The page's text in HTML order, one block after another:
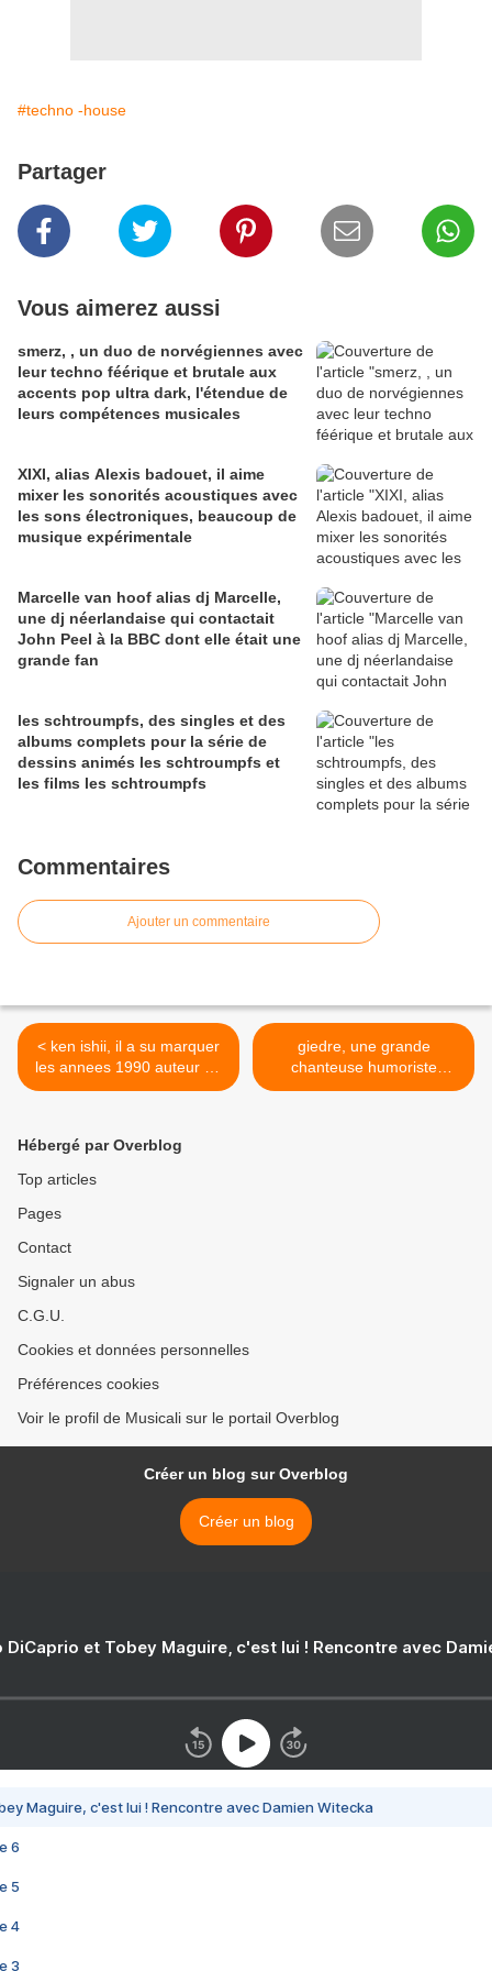
#techno -house
Partager
Vous aimerez aussi
smerz, , un duo de norvégiennes avec
leur techno féérique et brutale aux
accents pop ultra dark, l'étendue de
leurs compétences musicales
XIXI, alias Alexis badouet, il aime
mixer les sonorités acoustiques avec
les sons électroniques, beaucoup de
musique expérimentale
Marcelle van hoof alias dj Marcelle,
une dj néerlandaise qui contactait
John Peel à la BBC dont elle était une
grande fan
les schtroumpfs, des singles et des
albums complets pour la série de
dessins animés les schtroumpfs et
les films les schtroumpfs
Commentaires
Ajouter un commentaire
< ken ishii, il a su marquer
les annees 1990 auteur du
hit ''extra''
giedre, une grande
chanteuse humoriste
franco-lituanienne >
Hébergé par Overblog
Top articles
Pages
Contact
Signaler un abus
C.G.U.
Cookies et données personnelles
Préférences cookies
Voir le profil de Musicali sur le portail Overblog
Créer un blog sur Overblog
Créer un blog
DiCaprio et Tobey Maguire, c'est lui ! Rencontre avec
Maguire, c'est lui ! Rencontre avec Damien Witecka
6
5
4
3